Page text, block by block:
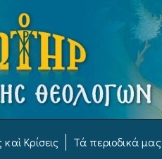
καὶ Κρίσεις Τά περιοδικά μας